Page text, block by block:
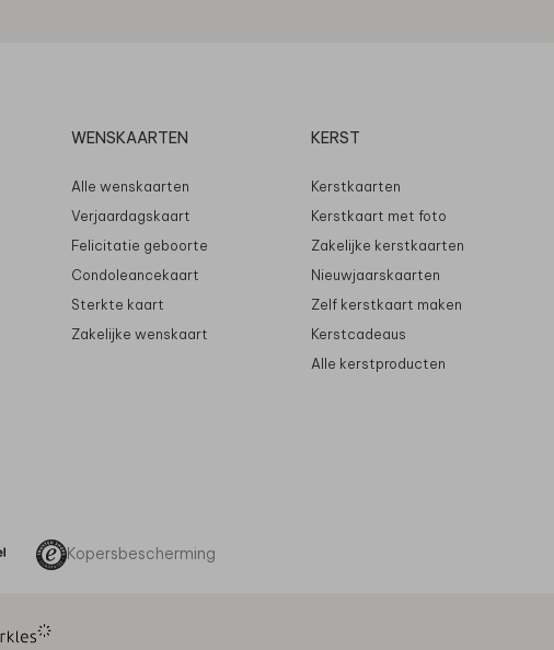
WENSKAARTEN
Alle wenskaarten
Verjaardagskaart
Felicitatie geboorte
Condoleancekaart
Sterkte kaart
Zakelijke wenskaart
KERST
Kerstkaarten
Kerstkaart met foto
Zakelijke kerstkaarten
Nieuwjaarskaarten
Zelf kerstkaart maken
Kerstcadeaus
Alle kerstproducten
Kopersbescherming